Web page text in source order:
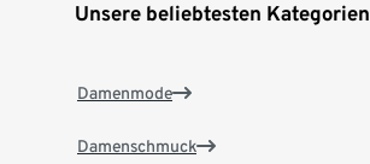
Unsere beliebtesten Kategorien
Damenmode
Damenschmuck